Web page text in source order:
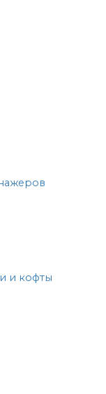
и кофты